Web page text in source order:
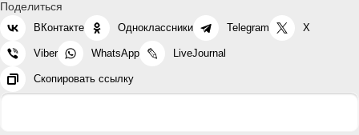
Поделиться
ВКонтакте Одноклассники Telegram X
Viber WhatsApp LiveJournal
Скопировать ссылку